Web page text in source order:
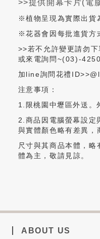
>>提供開幕卡片(電
※植物呈現為實際出貨
※花器會因每批進貨方
>>若不允許變更請勿下
或來電詢問~(03)-
加line詢問花禮
注意事項：
1.限桃園中壢區外送。
2.商品因電腦螢幕設定
與實體顏色略有差異，
尺寸與其商品本體，
體為主，敬請見諒。
ABOUT US